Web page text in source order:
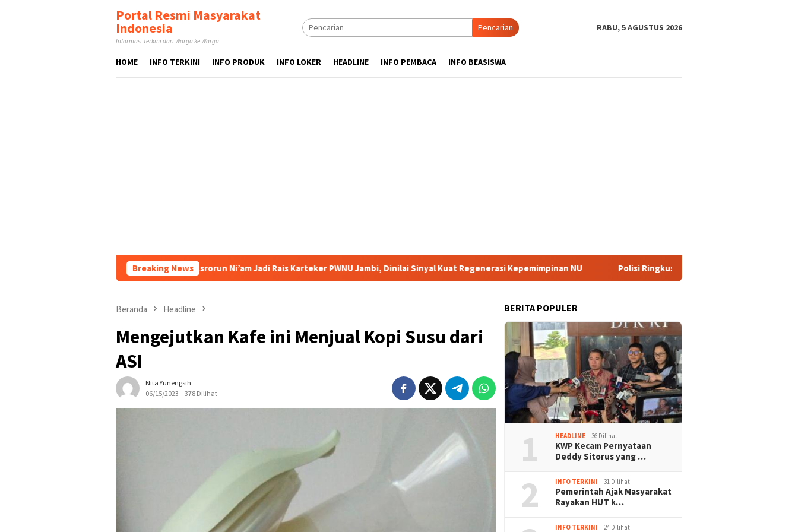
Portal Resmi Masyarakat
Indonesia
Informasi Terkini dari Warga ke Warga
Pencarian RABU, 5 AGUSTUS 2026
HOME INFO TERKINI INFO PRODUK INFO LOKER HEADLINE INFO PEMBACA INFO BEASISWA
Breaking News
PBNU Tunjuk Asrorun Ni’am Jadi Rais Karteker PWNU Jambi, Dinilai Sinyal Kuat Regenerasi Kepemimpinan NU Polisi Ringkus Tiga Tersangka Dugaan Korupsi Proyek MOT
Beranda Headline
Mengejutkan Kafe ini Menjual Kopi Susu dari
ASI
Nita Yunengsih
06/15/2023
378 Dilihat
BERITA POPULER
1 HEADLINE 36 Dilihat
KWP Kecam Pernyataan
Deddy Sitorus yang …
2 INFO TERKINI 31 Dilihat
Pemerintah Ajak Masyarakat
Rayakan HUT k…
INFO TERKINI 24 Dilihat